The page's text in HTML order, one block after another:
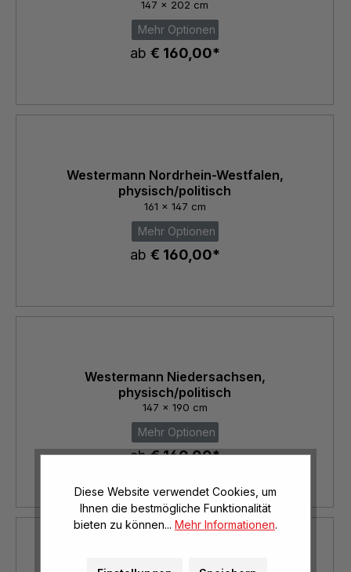
147 x 202 cm
Mehr Optionen
ab € 160,00*
Westermann Nordrhein-Westfalen,
physisch/politisch
161 x 147 cm
Mehr Optionen
ab € 160,00*
Westermann Niedersachsen,
physisch/politisch
147 x 190 cm
Mehr Optionen
ab€ 160,00*
Diese Website verwendet Cookies, um
Ihnen die bestmögliche Funktionalität
bieten zu können... Mehr Informationen.